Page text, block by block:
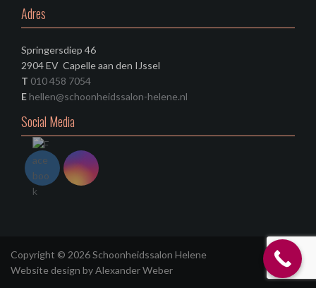
Adres
Springersdiep 46
2904 EV Capelle aan den IJssel
T 010 458 7054
E hellen@schoonheidssalon-helene.nl
Social Media
Copyright © 2026Schoonheidssalon Helene
Website design byAlexander Weber